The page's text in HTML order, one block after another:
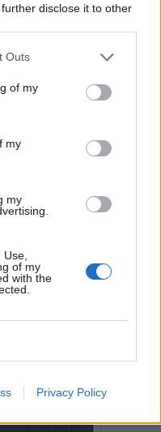
disclose it to other
Outs
of my
my
my
of my
with the
Privacy Policy